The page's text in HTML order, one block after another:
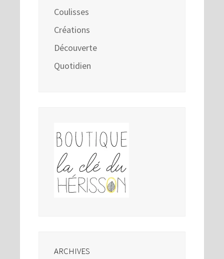
Coulisses
Créations
Découverte
Quotidien
ARCHIVES